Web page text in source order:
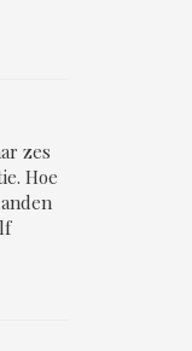
zes
Hoe